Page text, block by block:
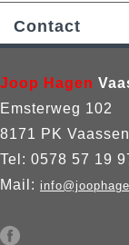
Contact
Joop Hagen
Emsterweg 102
8171 PK Vaassen
Tel: 0578 57 19
Mail: